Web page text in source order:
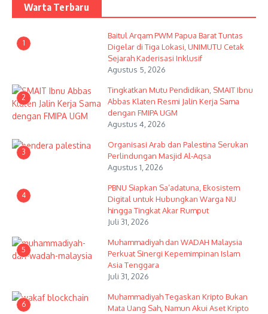
Warta Terbaru
1
Baitul Arqam PWM Papua Barat Tuntas
Digelar di Tiga Lokasi, UNIMUTU Cetak
Sejarah Kaderisasi Inklusif
Agustus 5, 2026
2
Tingkatkan Mutu Pendidikan, SMAIT Ibnu
Abbas Klaten Resmi Jalin Kerja Sama
dengan FMIPA UGM
Agustus 4, 2026
3
Organisasi Arab dan Palestina Serukan
Perlindungan Masjid Al-Aqsa
Agustus 1, 2026
4
PBNU Siapkan Sa’adatuna, Ekosistem
Digital untuk Hubungkan Warga NU
hingga Tingkat Akar Rumput
Juli 31, 2026
5
Muhammadiyah dan WADAH Malaysia
Perkuat Sinergi Kepemimpinan Islam
Asia Tenggara
Juli 31, 2026
6
Muhammadiyah Tegaskan Kripto Bukan
Mata Uang Sah, Namun Akui Aset Kripto